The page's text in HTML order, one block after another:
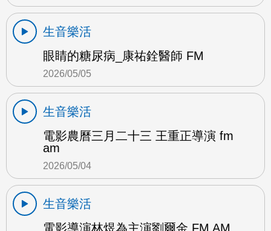
生音樂活
眼睛的糖尿病_康祐銓醫師 FM
2026/05/05
生音樂活
電影農曆三月二十三 王重正導演 fm
am
2026/05/04
生音樂活
電影導演林煜為主演劉爾金 FM AM